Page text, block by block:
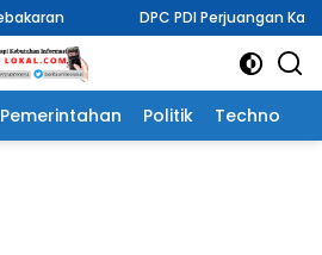
DPC PDI Perjuangan Kabupaten Mitra
Pemerintahan Politik Techno